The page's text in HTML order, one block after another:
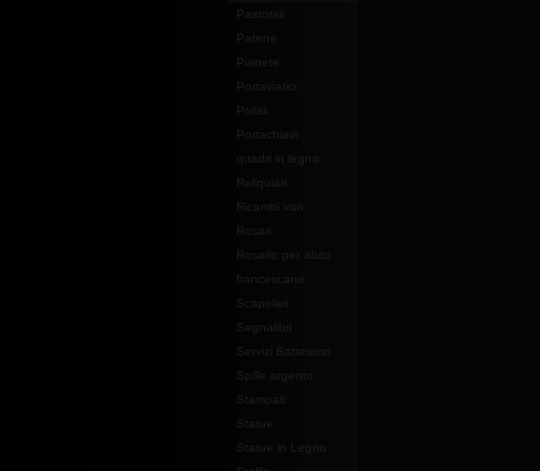
Pastorali
Patene
Pianete
Portaviatici
Piviali
Portachiavi
quadri in legno
Reliquiari
Ricambi vari
Rosari
Rosario per abito
francescano
Scapolari
Segnalibri
Servizi Battesimo
Spille argento
Stampati
Statue
Statue in Legno